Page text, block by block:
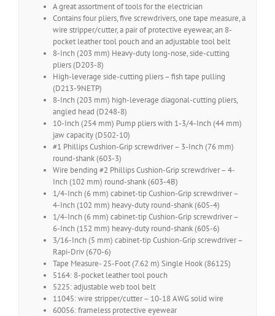
A great assortment of tools for the electrician
Contains four pliers, five screwdrivers, one tape measure, a
wire stripper/cutter, a pair of protective eyewear, an 8-
pocket leather tool pouch and an adjustable tool belt
8-Inch (203 mm) Heavy-duty long-nose, side-cutting
pliers (D203-8)
High-leverage side-cutting pliers – fish tape pulling
(D213-9NETP)
8-Inch (203 mm) high-leverage diagonal-cutting pliers,
angled head (D248-8)
10-Inch (254 mm) Pump pliers with 1-3/4-Inch (44 mm)
jaw capacity (D502-10)
#1 Phillips Cushion-Grip screwdriver – 3-Inch (76 mm)
round-shank (603-3)
Wire bending #2 Phillips Cushion-Grip screwdriver – 4-
Inch (102 mm) round-shank (603-4B)
1/4-Inch (6 mm) cabinet-tip Cushion-Grip screwdriver –
4-Inch (102 mm) heavy-duty round-shank (605-4)
1/4-Inch (6 mm) cabinet-tip Cushion-Grip screwdriver –
6-Inch (152 mm) heavy-duty round-shank (605-6)
3/16-Inch (5 mm) cabinet-tip Cushion-Grip screwdriver –
Rapi-Driv (670-6)
Tape Measure- 25-Foot (7.62 m) Single Hook (86125)
5164: 8-pocket leather tool pouch
5225: adjustable web tool belt
11045: wire stripper/cutter – 10-18 AWG solid wire
60056: frameless protective eyewear